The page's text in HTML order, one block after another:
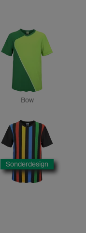
Bow
Sonderdesign